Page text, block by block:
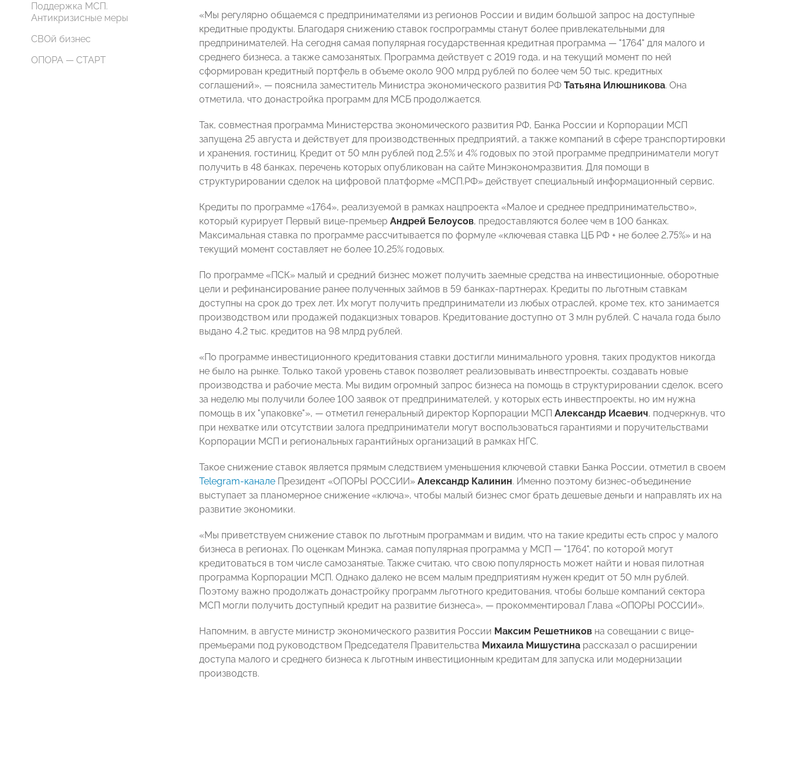
Поддержка МСП.
Антикризисные меры
СВОй бизнес
ОПОРА — СТАРТ
«Мы регулярно общаемся с предпринимателями из регионов России и видим большой запрос на доступные
кредитные продукты. Благодаря снижению ставок госпрограммы станут более привлекательными для
предпринимателей. На сегодня самая популярная государственная кредитная программа — "1764" для малого и
среднего бизнеса, а также самозанятых. Программа действует с 2019 года, и на текущий момент по ней
сформирован кредитный портфель в объеме около 900 млрд рублей по более чем 50 тыс. кредитных
соглашений», — пояснила заместитель Министра экономического развития РФ Татьяна Илюшникова. Она
отметила, что донастройка программ для МСБ продолжается.
Так, совместная программа Министерства экономического развития РФ, Банка России и Корпорации МСП
запущена 25 августа и действует для производственных предприятий, а также компаний в сфере транспортировки
и хранения, гостиниц. Кредит от 50 млн рублей под 2,5% и 4% годовых по этой программе предприниматели могут
получить в 48 банках, перечень которых опубликован на сайте Минэкономразвития. Для помощи в
структурировании сделок на цифровой платформе «МСП.РФ» действует специальный информационный сервис.
Кредиты по программе «1764», реализуемой в рамках нацпроекта «Малое и среднее предпринимательство»,
который курирует Первый вице-премьер Андрей Белоусов, предоставляются более чем в 100 банках.
Максимальная ставка по программе рассчитывается по формуле «ключевая ставка ЦБ РФ + не более 2,75%» и на
текущий момент составляет не более 10,25% годовых.
По программе «ПСК» малый и средний бизнес может получить заемные средства на инвестиционные, оборотные
цели и рефинансирование ранее полученных займов в 59 банках-партнерах. Кредиты по льготным ставкам
доступны на срок до трех лет. Их могут получить предприниматели из любых отраслей, кроме тех, кто занимается
производством или продажей подакцизных товаров. Кредитование доступно от 3 млн рублей. С начала года было
выдано 4,2 тыс. кредитов на 98 млрд рублей.
«По программе инвестиционного кредитования ставки достигли минимального уровня, таких продуктов никогда
не было на рынке. Только такой уровень ставок позволяет реализовывать инвестпроекты, создавать новые
производства и рабочие места. Мы видим огромный запрос бизнеса на помощь в структурировании сделок, всего
за неделю мы получили более 100 заявок от предпринимателей, у которых есть инвестпроекты, но им нужна
помощь в их "упаковке"», — отметил генеральный директор Корпорации МСП Александр Исаевич, подчеркнув, что
при нехватке или отсутствии залога предприниматели могут воспользоваться гарантиями и поручительствами
Корпорации МСП и региональных гарантийных организаций в рамках НГС.
Такое снижение ставок является прямым следствием уменьшения ключевой ставки Банка России, отметил в своем
Telegram-канале Президент «ОПОРЫ РОССИИ» Александр Калинин. Именно поэтому бизнес-объединение
выступает за планомерное снижение «ключа», чтобы малый бизнес смог брать дешевые деньги и направлять их на
развитие экономики.
«Мы приветствуем снижение ставок по льготным программам и видим, что на такие кредиты есть спрос у малого
бизнеса в регионах. По оценкам Минэка, самая популярная программа у МСП — "1764", по которой могут
кредитоваться в том числе самозанятые. Также считаю, что свою популярность может найти и новая пилотная
программа Корпорации МСП. Однако далеко не всем малым предприятиям нужен кредит от 50 млн рублей.
Поэтому важно продолжать донастройку программ льготного кредитования, чтобы больше компаний сектора
МСП могли получить доступный кредит на развитие бизнеса», — прокомментировал Глава «ОПОРЫ РОССИИ».
Напомним, в августе министр экономического развития России Максим Решетников на совещании с вице-
премьерами под руководством Председателя Правительства Михаила Мишустина рассказал о расширении
доступа малого и среднего бизнеса к льготным инвестиционным кредитам для запуска или модернизации
производств.